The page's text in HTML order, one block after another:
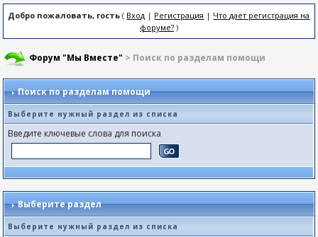
Добро пожаловать, гость ( Вход | Регистрация | Что даёт регистрация на
форуме?)
Форум "Мы Вместе" > Поиск по разделам помощи
Поиск по разделам помощи
Выберите нужный раздел из списка
Введите ключевые слова для поиска
Выберите раздел
Выберите нужный раздел из списка